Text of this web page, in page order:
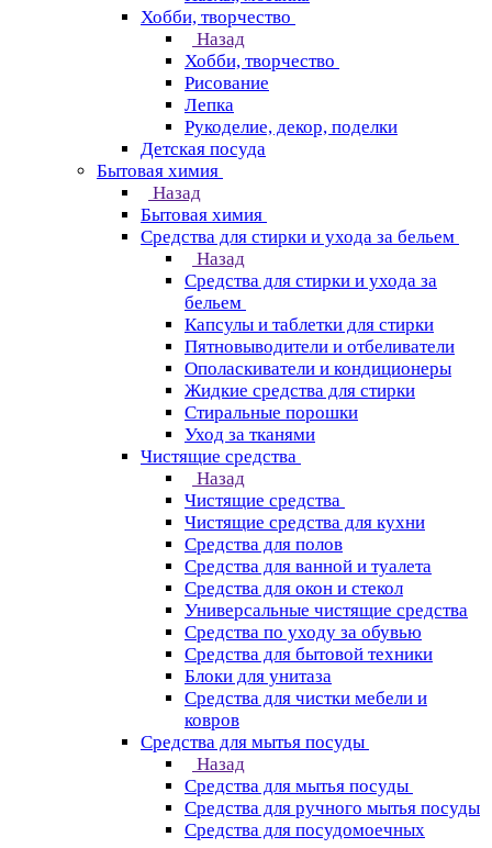
Хобби, творчество
Назад
Хобби, творчество
Рисование
Лепка
Рукоделие, декор, поделки
Детская посуда
Бытовая химия
Назад
Бытовая химия
Средства для стирки и ухода за бельем
Назад
Средства для стирки и ухода за
бельем
Капсулы и таблетки для стирки
Пятновыводители и отбеливатели
Ополаскиватели и кондиционеры
Жидкие средства для стирки
Стиральные порошки
Уход за тканями
Чистящие средства
Назад
Чистящие средства
Чистящие средства для кухни
Средства для полов
Средства для ванной и туалета
Средства для окон и стекол
Универсальные чистящие средства
Средства по уходу за обувью
Средства для бытовой техники
Блоки для унитаза
Средства для чистки мебели и
ковров
Средства для мытья посуды
Назад
Средства для мытья посуды
Средства для ручного мытья посуды
Средства для посудомоечных